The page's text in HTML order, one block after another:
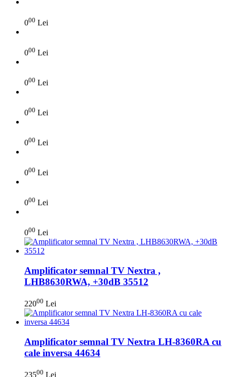
000 Lei
000 Lei
000 Lei
000 Lei
000 Lei
000 Lei
000 Lei
000 Lei
Amplificator semnal TV Nextra ,
LHB8630RWA, +30dB 35512
22000 Lei
Amplificator semnal TV Nextra LH-8360RA cu
cale inversa 44634
23500 Lei